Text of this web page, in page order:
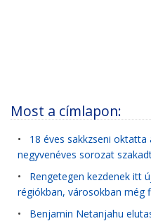
Most a címlapon:
• 18 éves sakkzseni
negyvenéves sorozat
• Rengetegen kezdenek itt
régiókban, városokban még
• Benjamin Netanjahu